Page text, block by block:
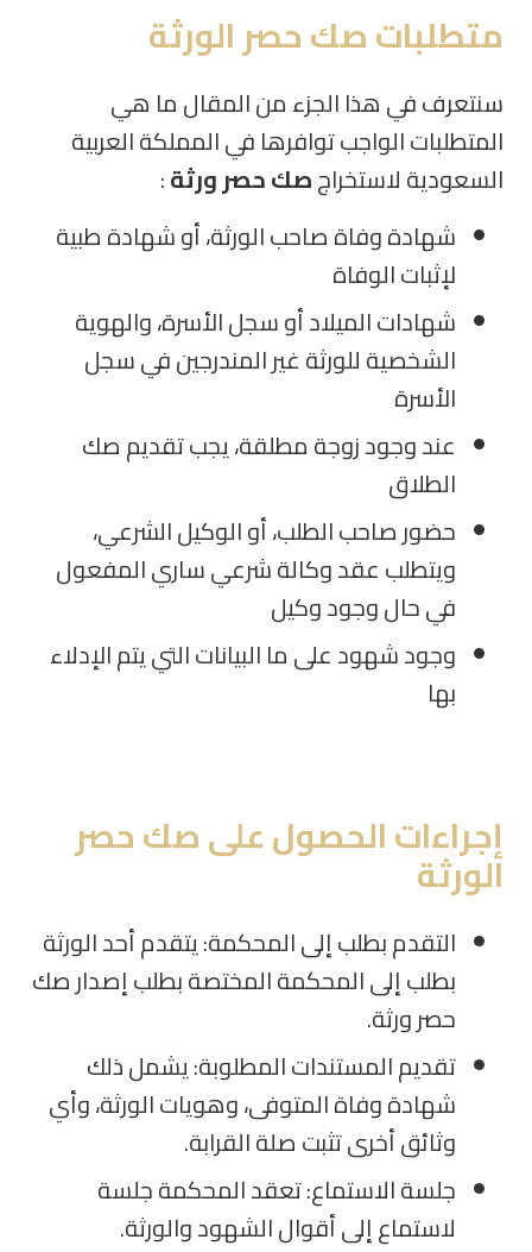
متطلبات صك حصر الورثة
سنتعرف في هذا الجزء من المقال ما هي
المتطلبات الواجب توافرها في المملكة العربية
السعودية لاستخراجصك حصر ورثة:
شهادة وفاة صاحب الورثة، أو شهادة طبية
لإثبات الوفاة
شهادات الميلاد أو سجل الأسرة، والهوية
الشخصية للورثة غير المندرجين في سجل
الأسرة
عند وجود زوجة مطلقة، يجب تقديم صك
الطلاق
حضور صاحب الطلب، أو الوكيل الشرعي،
ويتطلب عقد وكالة شرعي ساري المفعول
في حال وجود وكيل
وجود شهود على ما البيانات التي يتم الإدلاء
بها
إجراءات الحصول على صك حصر
الورثة
التقدم بطلب إلى المحكمة: يتقدم أحد الورثة
بطلب إلى المحكمة المختصة بطلب إصدار صك
حصر ورثة.
تقديم المستندات المطلوبة: يشمل ذلك
شهادة وفاة المتوفى، وهويات الورثة، وأي
وثائق أخرى تثبت صلة القرابة.
جلسة الاستماع: تعقد المحكمة جلسة
لاستماع إلى أقوال الشهود والورثة.